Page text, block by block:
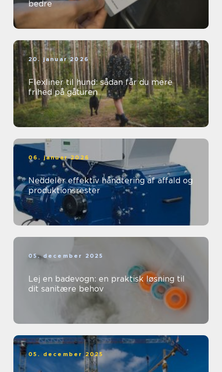
bedre
20. januar 2026
Flexliner til hund: sådan får du mere
frihed på gåturen
06. januar 2026
Neddeler effektiv håndtering af affald og
produktionsrester
05. december 2025
Lej en badevogn: en praktisk løsning til
dit sanitære behov
05. december 2025